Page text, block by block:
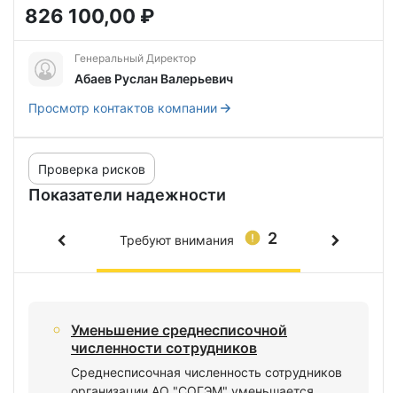
826 100,00 ₽
Генеральный Директор
Абаев Руслан Валерьевич
Просмотр контактов компании
Показатели надежности
Проверка рисков
2
Требуют внимания
Уменьшение среднесписочной
численности сотрудников
Среднесписочная численность сотрудников